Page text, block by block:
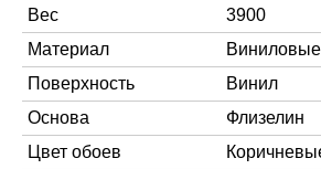
Вес
3900
Материал
Виниловые
Поверхность
Винил
Основа
Флизелин
Цвет обоев